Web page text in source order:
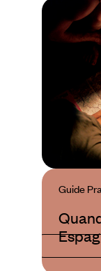
Guide